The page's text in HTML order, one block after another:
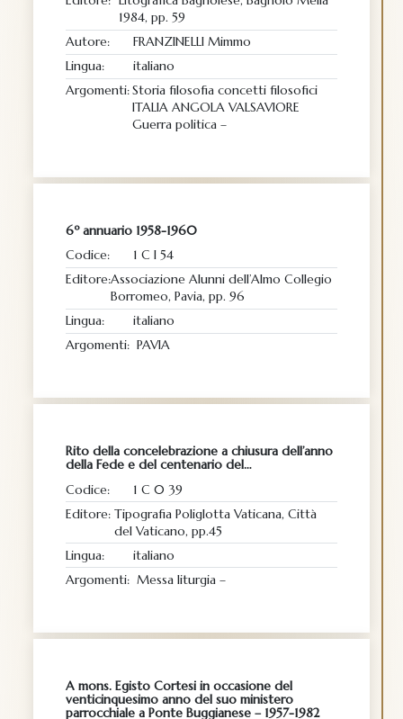
1984, pp. 59
Autore:
FRANZINELLI Mimmo
Lingua:
italiano
Argomenti:Storia filosofia concetti filosofici
ITALIA ANGOLA VALSAVIORE
Guerra politica –
6º annuario 1958-1960
Codice:
1 C I 54
Editore:Associazione Alunni dell’Almo Collegio
Borromeo, Pavia, pp. 96
Lingua:
italiano
Argomenti: PAVIA
Rito della concelebrazione a chiusura dell’anno
della Fede e del centenario del…
Codice:
1 C 0 39
Editore: Tipografia Poliglotta Vaticana, Città
del Vaticano, pp.45
Lingua:
italiano
Argomenti: Messa liturgia –
A mons. Egisto Cortesi in occasione del
venticinquesimo anno del suo ministero
parrocchiale a Ponte Buggianese – 1957-1982